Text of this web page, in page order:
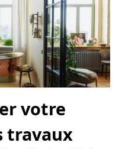
votre
travaux